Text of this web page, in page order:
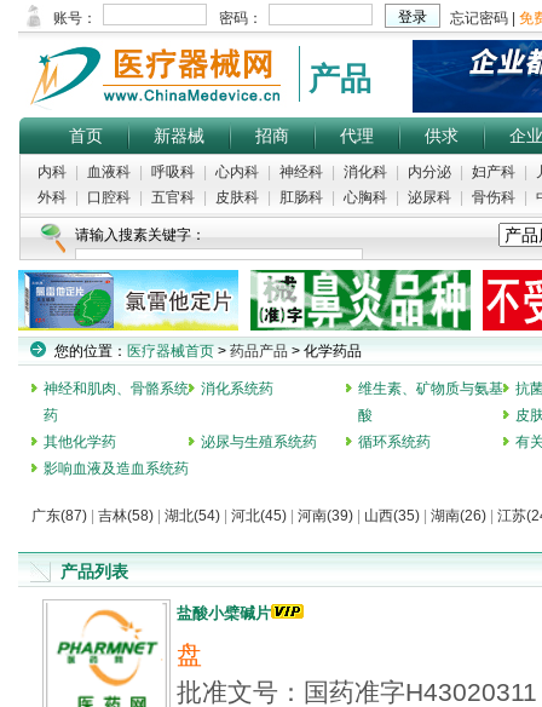
产品
首页 新器械 招商 代理 供求 企业
内科 血液科 呼吸科 心内科 神经科 消化科 内分泌 妇产科
外科
口腔科 五官科 皮肤科 肛肠科 心胸科 泌尿科 骨伤科
请输入搜素关键字：
您的位置： 医疗器械首页 > 药品产品 > 化学药品
神经和肌肉、骨骼系统
药
消化系统药
维生素、矿物质与氨基
酸
抗
皮
其他化学药
泌尿与生殖系统药 循环系统药
有
影响血液及造血系统药
广东(87) 吉林(58) 湖北(54) 河北(45) 河南(39) 山西(35) 湖南(26) 江苏
产品列表
盐酸小檗碱片
盘
批准文号：国药准字